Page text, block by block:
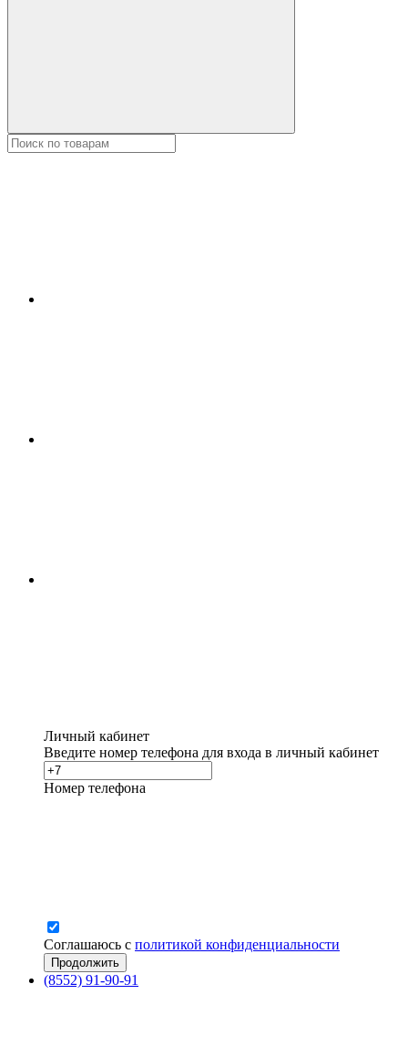
Личный кабинет
Введите номер телефона для входа в личный кабинет
Номер телефона
Соглашаюсь с политикой конфиденциальности
(8552) 91-90-91